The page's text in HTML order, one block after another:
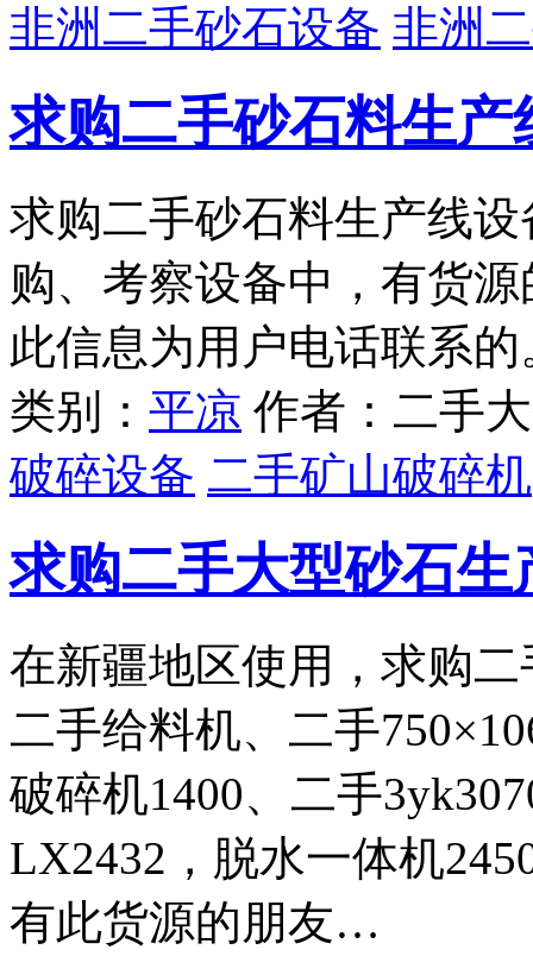
非洲二手砂石设备 非洲
求购二手砂石料生产
求购二手砂石料生产线
购、考察设备中，有货
此信息为用户电话联系的
类别： 平凉 作者：二手
破碎设备 二手矿山破碎机
求购二手大型砂石生
在新疆地区使用，求购
二手给料机、二手
破碎机1400、二手
LX2432，脱水一体机
有此货源的朋友…